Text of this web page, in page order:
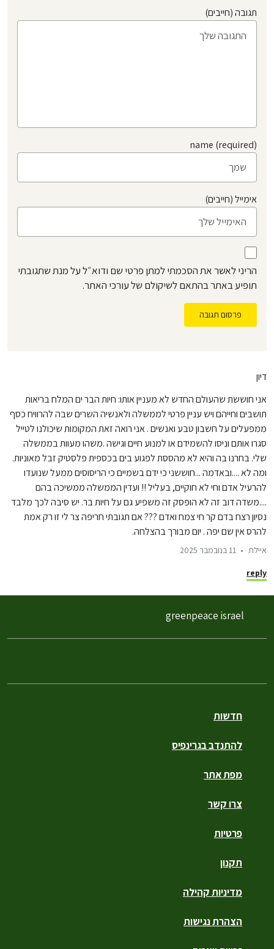
תגובה (חייבים)
name (required)
אימייל (חייבים)
הריני לאשר את הסכמתי למתן פרטי שם ודוא״ל על מנת שתגובתי
תופיע באתר בהתאם לשיקולם של עורכי האתר.
פרסום תגובה
דיון
אני חוששת שהעולם החדש לא מעניין אותו: חיות הבר ים המלח בריאות
תושבים וחייהם ויש עניין פרטי לממשלה ולאנשיה השרים שבה להרוויח כסף
ממפעלים על חשבון טבע ואנשים . אני רואה זאת המקומות שיכולנו לטייל
סגרו אותם וניסו להשמידם או למנוע חיים וגישה .משהו מעוות בממשלה
שלי. בחרנו בה והיא לא מהססת לפגוע בים בכספית פלסטיק זבל מאוניות.
ומה לא ....ובאדמה ...חוששני כי ידם בשמיים כי הריסוסים ממעל שנועדו
להרעיל אדם וחי לא חוקיים, בעליל !! ועדין הממשלה ממשיכה בהם
....משדה דוב זה לא הופסק זה משפיע גם על חיות בר. יש סיבה לכך מלבד
נסיון רצח בדם קר חי צמח ואדם ??? אם תגובתי חריפה צר לי זו רק אמת
להרס אין שם יפה . יום מבורך בהצלחה.
איילת 11 בנובמבר 2025
reply
חדשות
להתנדב בגרינפיס
מפת אתר
צרו קשר
פרטיות
תקנון
מדיניות קהילה
הצהרת נגישות